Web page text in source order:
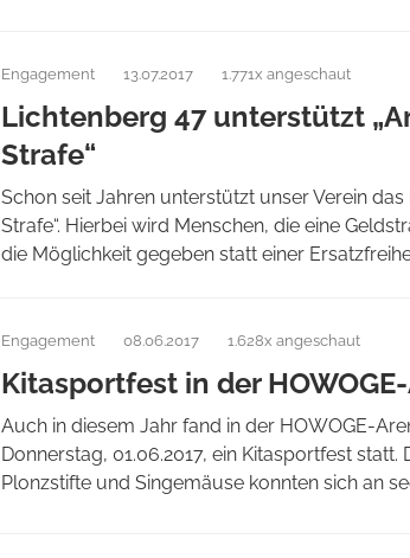
Engagement 13.07.2017 1.771x angeschaut
Lichtenberg 47 unterstützt
Strafe“
Schon seit Jahren unterstützt unser Verein
Strafe“. Hierbei wird Menschen, die eine
die Möglichkeit gegeben statt einer
Engagement 08.06.2017 1.628x angeschaut
Kitasportfest in der
Auch in diesem Jahr fand in der HOWOGE-
Donnerstag, 01.06.2017, ein Kitasportfest statt.
Plonzstifte und Singemäuse konnten sich an